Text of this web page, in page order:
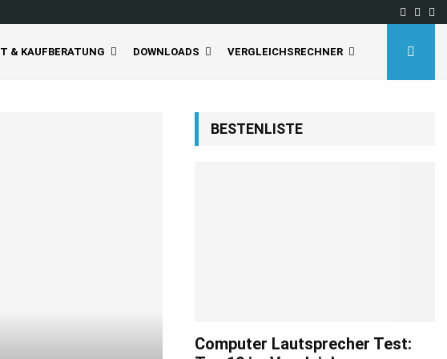
Tineco Floor One S5
& KAUFBERATUNG DOWNLOADS VERGLEICHSRECHNER
BESTENLISTE
Computer Lautsprecher Test: